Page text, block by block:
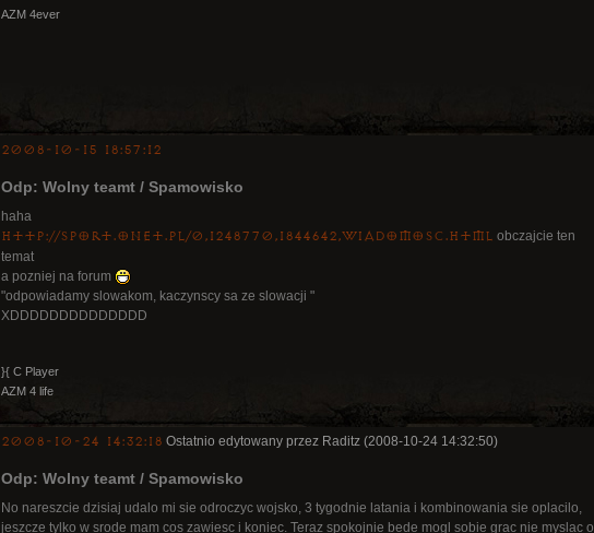
AZM 4ever
2008-10-15 18:57:12
Odp: Wolny teamt / Spamowisko
haha
http://sport.onet.pl/0,1248770,1844642,wiadomosc.html obczajcie ten
temat
a pozniej na forum
"odpowiadamy slowakom, kaczynscy sa ze slowacji "
XDDDDDDDDDDDDDD
}{ C Player
AZM 4 life
2008-10-24 14:32:18 Ostatnio edytowany przez Raditz (2008-10-24 14:32:50)
Odp: Wolny teamt / Spamowisko
No nareszcie dzisiaj udalo mi sie odroczyc wojsko, 3 tygodnie latania i kombinowania sie oplacilo,
jeszcze tylko w srode mam cos zawiesc i koniec. Teraz spokojnie bede mogl sobie grac nie myslac o